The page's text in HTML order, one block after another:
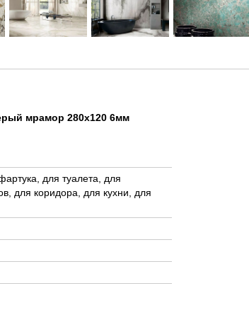
мрамор 280x120 6мм
для туалета, для
для коридора, для кухни, для